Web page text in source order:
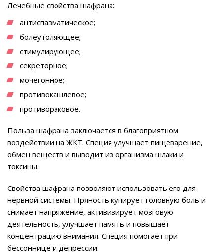
Лечебные свойства шафрана:
антиспазматическое;
болеутоляющее;
стимулирующее;
секреторное;
мочегонное;
противокашлевое;
противораковое.
Польза шафрана заключается в благоприятном
воздействии на ЖКТ. Специя улучшает пищеварение,
обмен веществ и выводит из организма шлаки и
токсины.
Свойства шафрана позволяют использовать его для
нервной системы. Пряность купирует головную боль и
снимает напряжение, активизирует мозговую
деятельность, улучшает память и повышает
концентрацию внимания. Специя помогает при
бессоннице и депрессии.